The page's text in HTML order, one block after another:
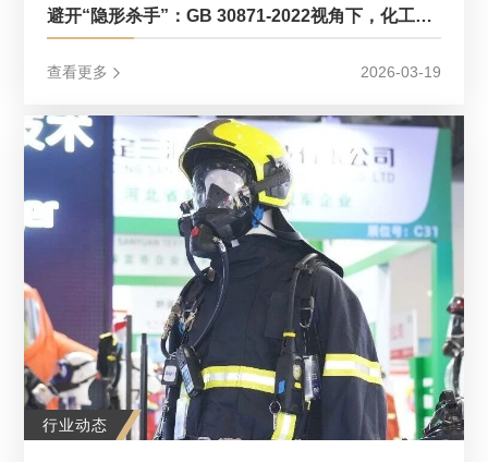
避开“隐形杀手”：GB 30871-2022视角下，化工企业受限空间作业的“破局之道”
查看更多 2026-03-19
行业动态